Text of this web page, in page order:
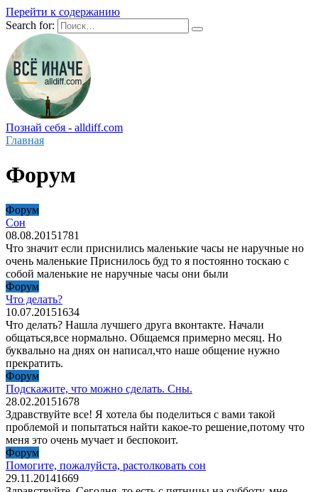
Перейти к содержанию
Search for:
Познай себя - alldiff.com
Главная
Форум
Форум
Сон
08.08.20151 781
Что значит если приснились маленькие часы не наручные но
очень маленькие Приснилось буд то я постоянно тоскаю с
собой маленькие не наручные часы они были
Форум
Что делать?
10.07.20151634
Что делать? Нашла лучшего друга вконтакте. Начали
общаться,все нормально. Общаемся примерно месяц. Но
буквально на днях он написал,что наше общение нужно
прекратить.
Форум
Подскажите, что можно сделать. Сны.
28.02.20151678
Здравствуйте все! Я хотела бы поделиться с вами такой
проблемой и попытаться найти какое-то решение,потому что
меня это очень мучает и беспокоит.
Форум
Помогите, пожалуйста, растолковать сон
29.11.20141669